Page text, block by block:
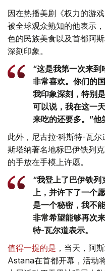
因在热播美剧《权力的游
被全球观众熟知的他表示
色的民族美食以及首都阿
深刻印象。
“这是我第一次来
非常喜欢。你们的
我印象深刻，特别
可以说，我在这一
来吃的还要多。”他
此外，尼古拉·科斯特-瓦
斯塔纳著名地标巴伊铁列
的手放在手模上许愿。
“我登上了巴伊铁
上，并许下了一个
是一个秘密，我不
非常希望能够再次
特-瓦尔道表示。
值得一提的是 ，当天，阿
Astana在首都开幕，活动